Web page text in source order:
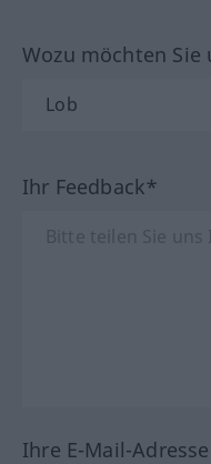
Wozu möchten Sie
Ihr Feedback*
Ihre E-Mail-